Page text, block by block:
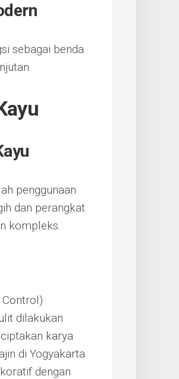
sebagai benda
penggunaan
dan perangkat
kompleks.
dilakukan
karya
di Yogyakarta
dengan